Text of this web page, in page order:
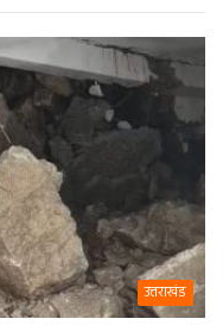
उत्तराखंड